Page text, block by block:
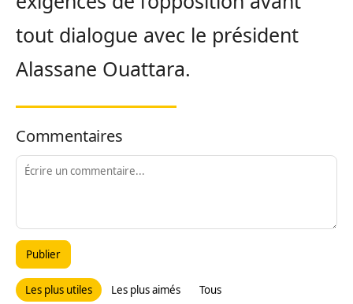
tout dialogue avec le président
Alassane Ouattara.
Commentaires
Publier
Les plus utiles Les plus aimés Tous